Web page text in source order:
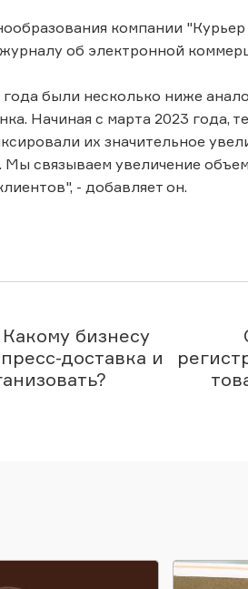
компании
об электронной
были несколько ниже
Начиная с марта 2023 года,
их значительное
связываем увеличение
- добавляет он.
бизнесу
доставка и